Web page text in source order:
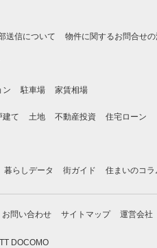
送信について 物件に関するお問合せ
ン 駐車場 家賃相場
建て 土地 不動産投資 住宅ローン
暮らしデータ 街ガイド 住まいのコラ
お問い合わせ サイトマップ 運営会社
DOCOMO